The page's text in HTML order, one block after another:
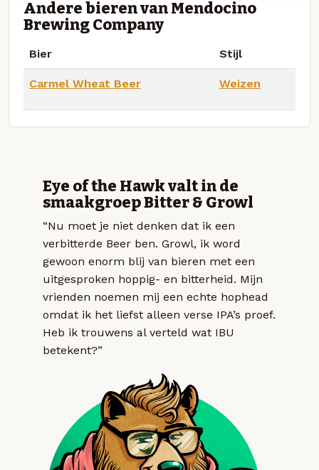
Andere bieren van Mendocino
Brewing Company
Bier Stijl
Carmel Wheat Beer Weizen
Eye of the Hawk valt in de
smaakgroep Bitter & Growl
“Nu moet je niet denken dat ik een
verbitterde Beer ben. Growl, ik word
gewoon enorm blij van bieren met een
uitgesproken hoppig- en bitterheid. Mijn
vrienden noemen mij een echte hophead
omdat ik het liefst alleen verse IPA’s proef.
Heb ik trouwens al verteld wat IBU
betekent?”